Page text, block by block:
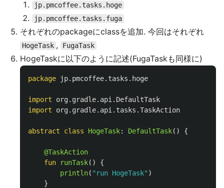
jp.pmcoffee.tasks.hoge
jp.pmcoffee.tasks.fuga
それぞれのpackageにclassを追加. 今回はそれぞれ
HogeTask , FugaTask
HogeTaskに以下のように記述(FugaTaskも同様に)
package jp.pmcoffee.tasks.hoge
import
org.gradle.api.DefaultTask
import
org.gradle.api.tasks.TaskAction
abstract class HogeTask: DefaultTask() {
@TaskAction
fun
runTask()
{
println( "run HogeTask" )
}